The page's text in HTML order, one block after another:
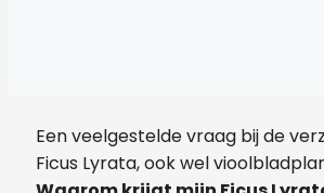
Een veelgestelde vraag bij de
Ficus Lyrata, ook wel